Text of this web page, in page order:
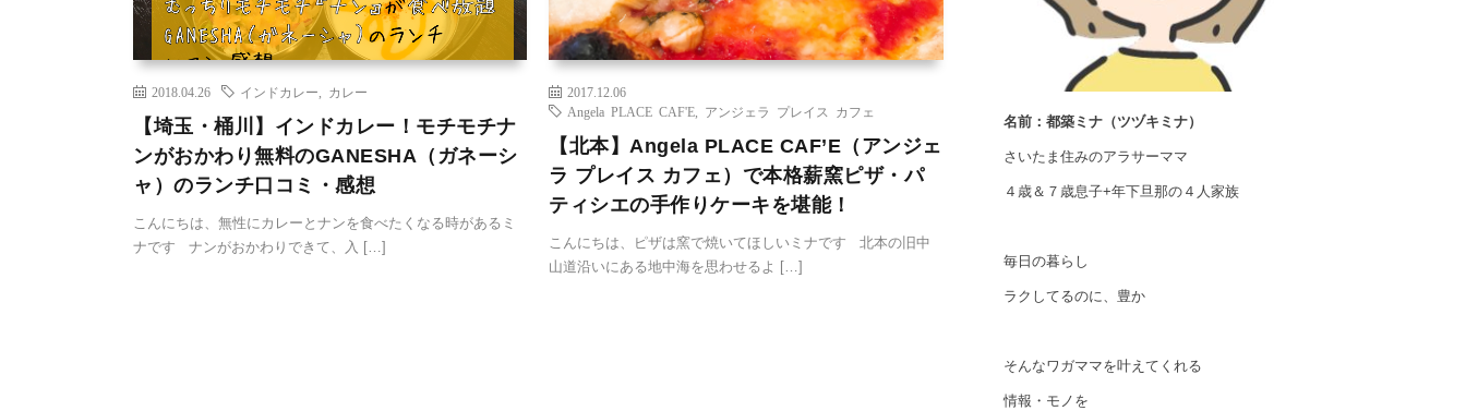
2018.04.26 インドカレー カレー
【埼玉・桶川】インドカレー！モチモチナ
ンがおかわり無料のGANESHA（ガネーシ
ャ）のランチ口コミ・感想
こんにちは、無性にカレーとナンを食べたくなる時があるミ
ナです ナンがおかわりできて、入 […]
2017.12.06
Angela PLACE CAF'E アンジェラ プレイス カフェ
【北本】Angela PLACE CAF’E（アンジェ
ラ プレイス カフェ）で本格薪窯ピザ・パ
ティシエの手作りケーキを堪能！
こんにちは、ピザは窯で焼いてほしいミナです 北本の旧中
山道沿いにある地中海を思わせるよ […]
名前：都築ミナ（ツヅキミナ）
さいたま住みのアラサーママ
４歳＆７歳息子+年下旦那の４人家族
毎日の暮らし
ラクしてるのに、豊か
そんなワガママを叶えてくれる
情報・モノを